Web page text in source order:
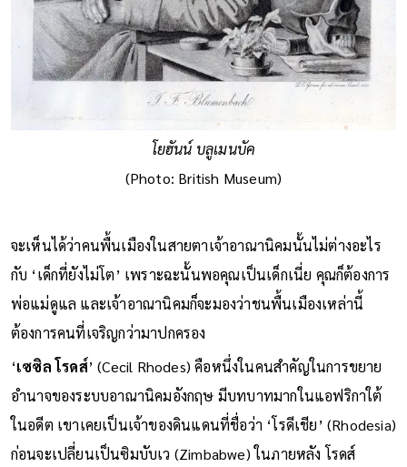
โยฮันน์ บลูเมนบัค
(Photo: British Museum)
จะเห็นได้ว่าคนพื้นเมืองในสายตาเจ้าอาณานิคมนั้นไม่ต่างอะไร
กับ ‘เด็กที่ยังไม่โต’ เพราะฉะนั้นพอคุณเป็นเด็กเนี่ย คุณก็ต้องการ
พ่อแม่ดูแล และเจ้าอาณานิคมก็จะมองว่าชนพื้นเมืองเหล่านี้
ต้องการคนที่เจริญกว่ามาปกครอง
‘เซซิล โรดส์’ (Cecil Rhodes) คือหนึ่งในคนสําคัญในการขยาย
อํานาจของระบบอาณานิคมอังกฤษ มีบทบาทมากในแอฟริกาใต้
ในอดีต เขาเคยเป็นเจ้าของดินแดนที่ชื่อว่า ‘โรดีเชีย’ (Rhodesia)
ก่อนจะเปลี่ยนเป็นซิมบับเว (Zimbabwe) ในภายหลัง โรดส์